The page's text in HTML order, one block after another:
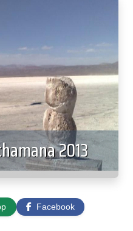
2013
Facebook